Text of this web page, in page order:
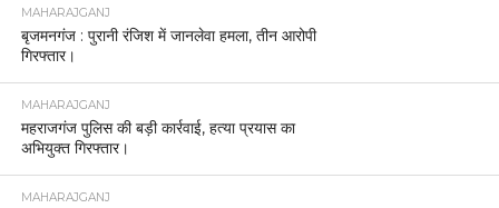
MAHARAJGANJ
बृजमनगंज : पुरानी रंजिश में जानलेवा हमला, तीन आरोपी
गिरफ्तार।
MAHARAJGANJ
महराजगंज पुलिस की बड़ी कार्रवाई, हत्या प्रयास का
अभियुक्त गिरफ्तार।
MAHARAJGANJ